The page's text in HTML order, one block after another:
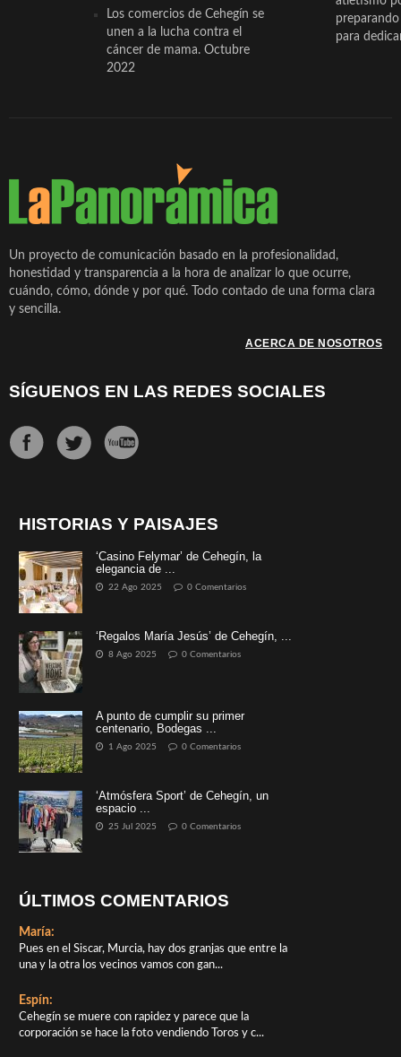
Los comercios de Cehegín se
unen a la lucha contra el
cáncer de mama. Octubre
2022
para
Un proyecto de comunicación basado en la profesionalidad,
honestidad y transparencia a la hora de analizar lo que ocurre,
cuándo, cómo, dónde y por qué. Todo contado de una forma clara
y sencilla.
ACERCA DE NOSOTROS
SÍGUENOS EN LAS REDES SOCIALES
HISTORIAS Y PAISAJES
‘Casino Felymar’ de Cehegín, la
elegancia de ...
22 Ago 2025 0 Comentarios
‘Regalos María Jesús’ de Cehegín, ...
8 Ago 2025 0 Comentarios
A punto de cumplir su primer
centenario, Bodegas ...
1 Ago 2025 0 Comentarios
‘Atmósfera Sport’ de Cehegín, un
espacio ...
25 Jul 2025 0 Comentarios
ÚLTIMOS COMENTARIOS
María:
Pues en el Siscar, Murcia, hay dos granjas que entre la
una y la otra los vecinos vamos con gan...
Espín:
Cehegín se muere con rapidez y parece que la
corporación se hace la foto vendiendo Toros y c...